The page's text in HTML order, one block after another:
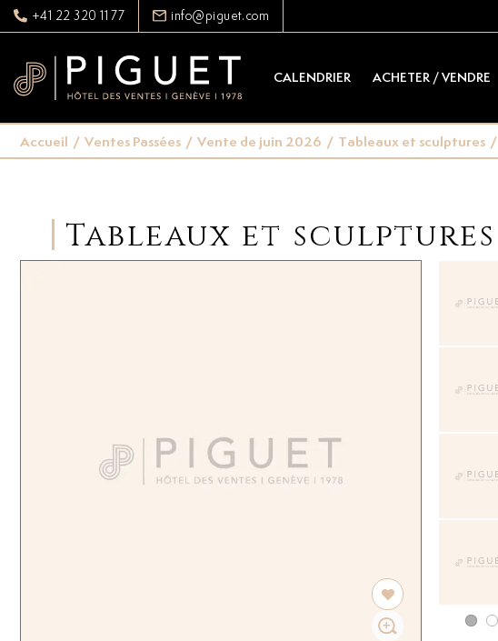
+41 22 320 11 77 info@piguet.com
CALENDRIER ACHETER / VENDRE
Accueil / Ventes Passées / Vente de juin 2026 / Tableaux et sculptures /
Tableaux et sculptures